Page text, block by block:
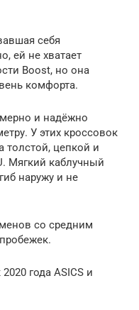
себя
ей не хватает
Boost, но она
комфорта.
и надёжно
У этих кроссовок
толстой, цепкой и
Мягкий каблучный
наружу и не
со средним
года ASICS и